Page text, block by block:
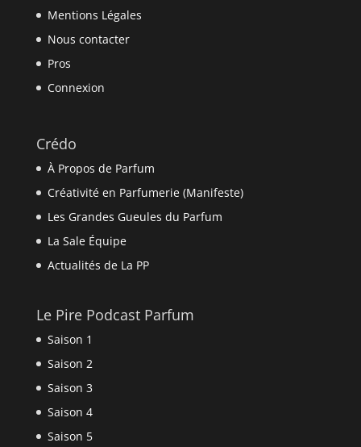
Mentions Légales
Nous contacter
Pros
Connexion
Crédo
À Propos de Parfum
Créativité en Parfumerie (Manifeste)
Les Grandes Gueules du Parfum
La Sale Équipe
Actualités de La PP
Le Pire Podcast Parfum
Saison 1
Saison 2
Saison 3
Saison 4
Saison 5